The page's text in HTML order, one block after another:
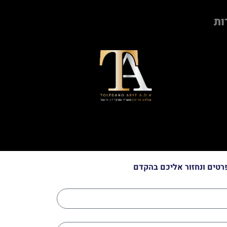
ונחזור אליכם בהקדם